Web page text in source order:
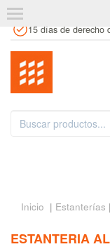
15 días de derecho
Inicio | Estanterías
ESTANTERIA